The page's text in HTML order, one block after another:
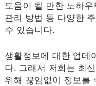
도움이 될 만한 노하
관리 방법 등 다양한
수 있습니다.
생활정보에 대한 업데
다. 그래서 저희는 최
위해 끊임없이 정보를